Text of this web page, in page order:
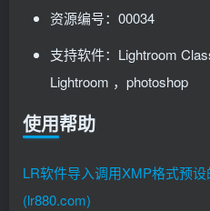
资源编号：00034
支持软件：Lightroom
Lightroom ，photoshop
使用帮助
LR软件导入调用XMP格式预
(lr880.com)